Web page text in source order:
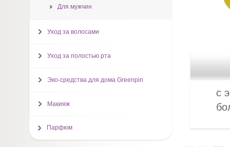
c
Для мужчин
Уход за волосами
Уход за полостью рта
Эко-средства для дома Greenpin
Макияж
Парфюм